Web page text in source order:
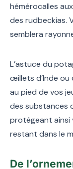
hémérocalles
des rudbeckias.
semblera
L’astuce du
œillets d’Inde ou
au pied de vos
des substances
protégeant ainsi
restant dans le
De